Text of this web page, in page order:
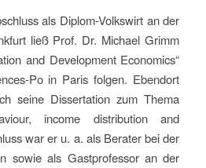
als Diplom-Volkswirt an der
ließ Prof. Dr. Michael Grimm
and Development Economics“
Po in Paris folgen. Ebendort
seine Dissertation zum Thema
income distribution and
war er u. a. als Berater bei der
sowie als Gastprofessor an der